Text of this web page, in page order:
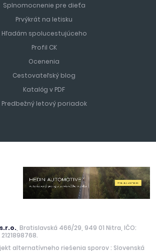
Splnomocnenie pre dieťa
Prvýkrát na letisku
Hľadám spolucestujúceho
Profil CK
Ocenenia
Cestovateľský blog
Katalóg v PDF
Predbežný letový poriadok
, Bratislavská 466/29, 949 01 Nitra, IČO:
alternatívneho riešenia sporov : Slovenská